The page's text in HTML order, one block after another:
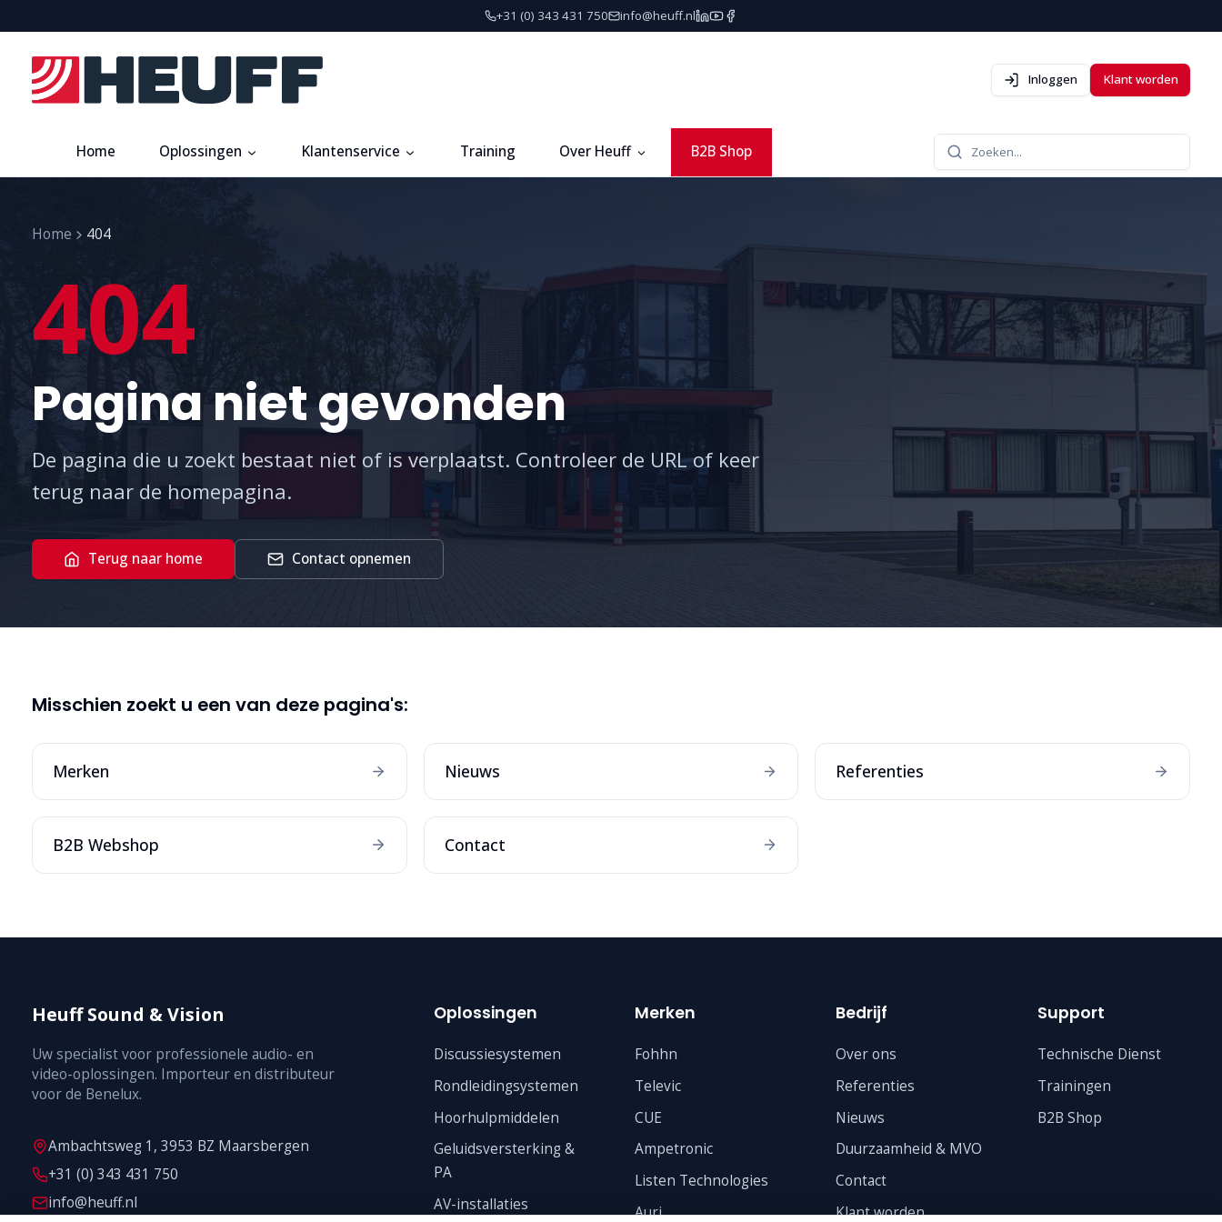
+31 (0) 343 431 750 info@heuff.nl
Inloggen Klant worden
Home Oplossingen Klantenservice Training Over Heuff B2B Shop Zoeken...
Home 404
404
Pagina niet gevonden
De pagina die u zoekt bestaat niet of is verplaatst. Controleer de URL of keer
terug naar de homepagina.
Terug naar home Contact opnemen
Misschien zoekt u een van deze pagina's:
Merken Nieuws Referenties
B2B Webshop Contact
Heuff Sound & Vision
Uw specialist voor professionele audio- en
video-oplossingen. Importeur en distributeur
voor de Benelux.
Ambachtsweg 1, 3953 BZ Maarsbergen
+31 (0) 343 431 750
info@heuff.nl
Oplossingen
Discussiesystemen
Rondleidingsystemen
Hoorhulpmiddelen
Geluidsversterking &
PA
AV-installaties
Merken
Fohhn
Televic
CUE
Ampetronic
Listen Technologies
Auri
Bedrijf
Over ons
Referenties
Nieuws
Duurzaamheid & MVO
Contact
Klant worden
Support
Technische Dienst
Trainingen
B2B Shop